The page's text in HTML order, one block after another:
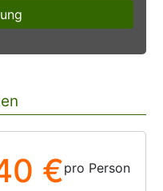
€pro Person